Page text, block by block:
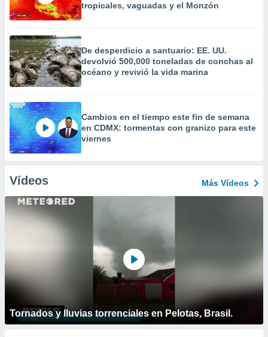
tropicales, vaguadas y el Monzón
De desperdicio a santuario: EE. UU.
devolvió 500,000 toneladas de conchas al
océano y revivió la vida marina
Cambios en el tiempo este fin de semana
en CDMX: tormentas con granizo para este
viernes
Vídeos Más Vídeos
Tornados y lluvias torrenciales en Pelotas, Brasil.